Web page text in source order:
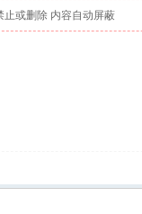
止或删除 内容自动屏蔽